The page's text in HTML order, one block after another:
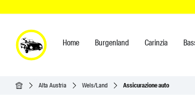
Home Burgenland Carinzia
Home Alta Austria Wels/Land Assicurazione auto